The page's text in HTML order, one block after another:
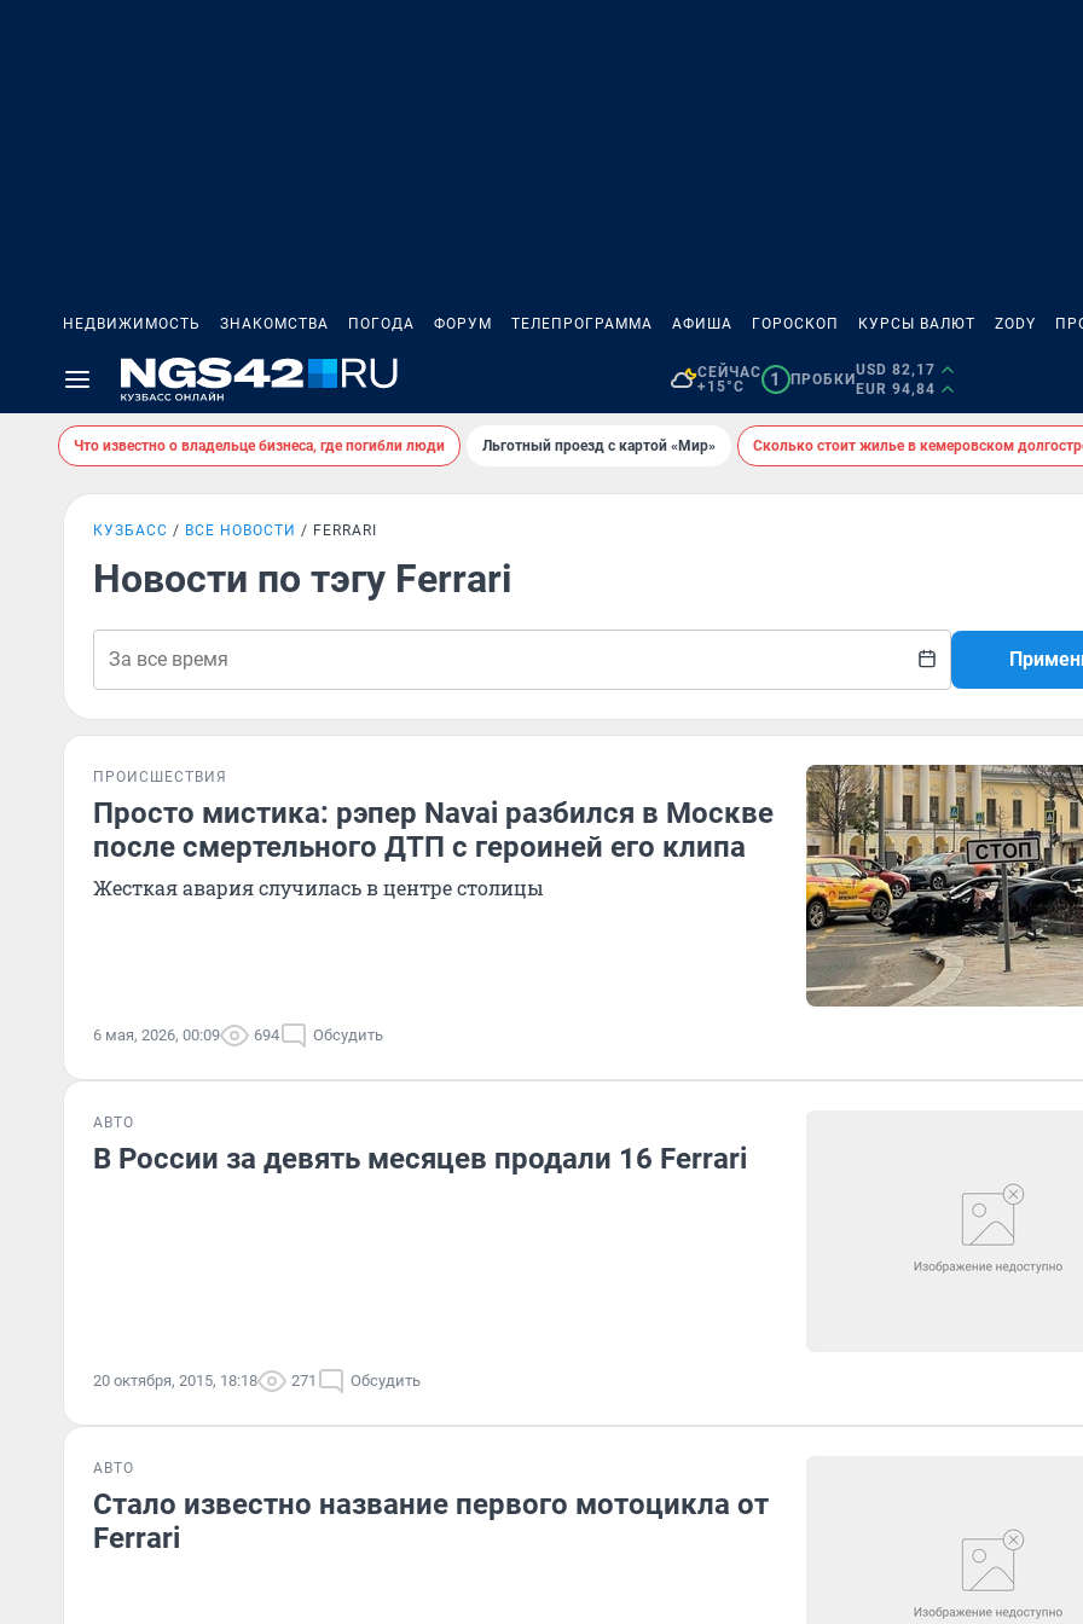
НЕДВИЖИМОСТЬ ЗНАКОМСТВА ПОГОДА ФОРУМ ТЕЛЕПРОГРАММА АФИША ГОРОСКОП КУРСЫ ВАЛЮТ ZODY
СЕЙЧАС
+15°C
1 ПРОБКИ
USD 82,17
EUR 94,84
Что известно о владельце бизнеса, где погибли люди Льготный проезд с картой «Мир» Сколько стоит жилье в кемеровском
КУЗБАСС ВСЕ НОВОСТИ FERRARI
Новости по тэгу Ferrari
ПРОИСШЕСТВИЯ
Просто мистика: рэпер Navai разбился в Москве
после смертельного ДТП с героиней его клипа
Жесткая авария случилась в центре столицы
6 мая, 2026, 00:09 694 Обсудить
АВТО
В России за девять месяцев продали 16 Ferrari
20 октября, 2015, 18:18 271 Обсудить
АВТО
Стало известно название первого мотоцикла от
Ferrari